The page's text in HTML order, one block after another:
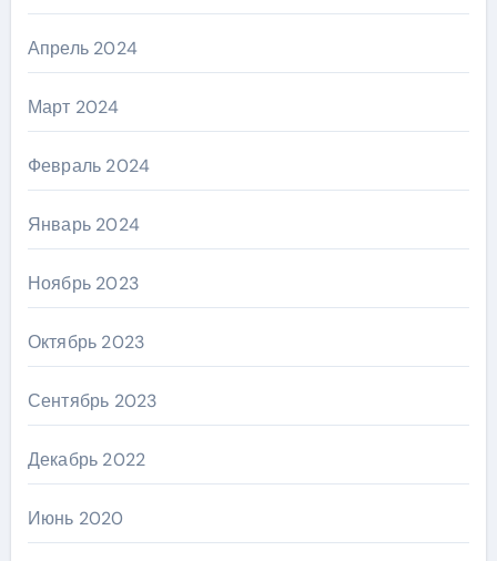
Апрель 2024
Март 2024
Февраль 2024
Январь 2024
Ноябрь 2023
Октябрь 2023
Сентябрь 2023
Декабрь 2022
Июнь 2020